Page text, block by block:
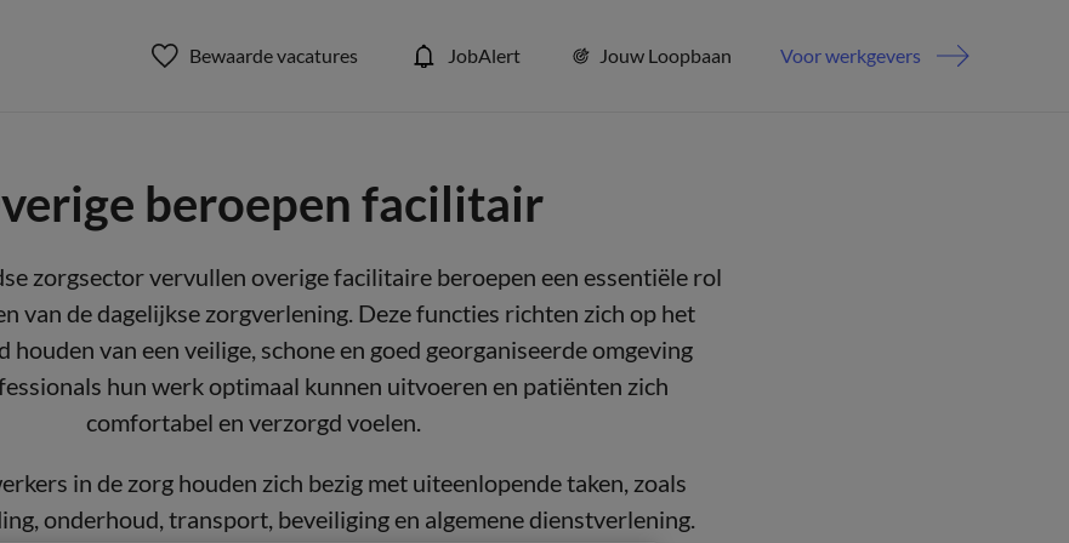
Bewaarde vacatures JobAlert Jouw Loopbaan Voor werkgevers
beroepen facilitair
zorgsector vervullen overige facilitaire beroepen een essentiële rol
van de dagelijkse zorgverlening. Deze functies richten zich op het
houden van een veilige, schone en goed georganiseerde omgeving
hun werk optimaal kunnen uitvoeren en patiënten zich
comfortabel en verzorgd voelen.
in de zorg houden zich bezig met uiteenlopende taken, zoals
onderhoud, transport, beveiliging en algemene dienstverlening.